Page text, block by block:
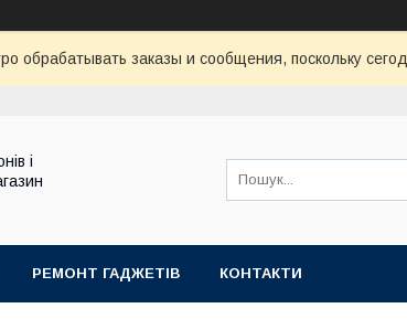
обрабатывать заказы и сообщения, поскольку
і
РЕМОНТ ГАДЖЕТІВ КОНТАКТИ